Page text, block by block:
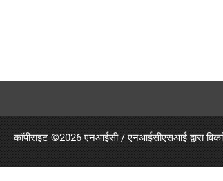
कॉपीराइट ©2026 एनआईसी / एनआईसीएसआई द्वारा